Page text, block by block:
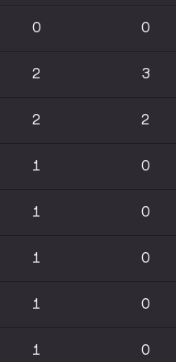
0 0
2 3
2 2
1 0
1 0
1 0
1 0
1 0